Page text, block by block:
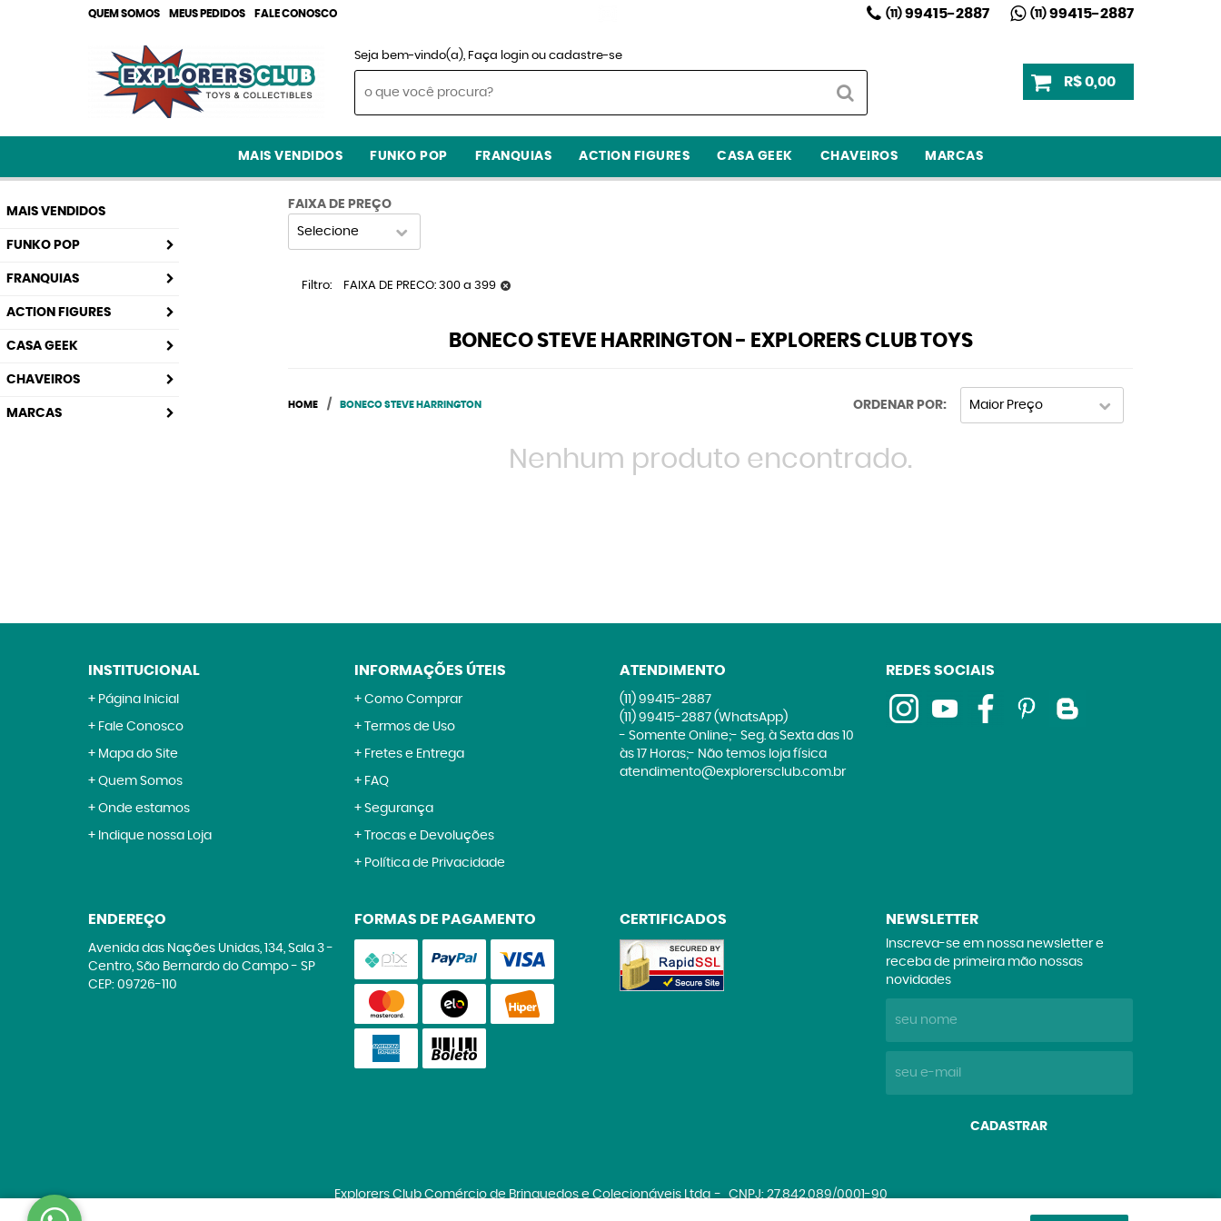
QUEM SOMOS MEUS PEDIDOS FALE CONOSCO (11)99415-2887 (11)99415-2887
Seja bem-vindo(a), Faça login ou cadastre-se
R$ 0,00
MAIS VENDIDOS FUNKO POP FRANQUIAS ACTION FIGURES CASA GEEK CHAVEIROS MARCAS
MAIS VENDIDOS
FUNKO POP
FRANQUIAS
ACTION FIGURES
CASA GEEK
CHAVEIROS
MARCAS
FAIXA DE PREÇO
Selecione
Filtro FAIXA DE PRECO: 300 a 399
BONECO STEVE HARRINGTON - EXPLORERS CLUB TOYS
HOME BONECO STEVE HARRINGTON ORDENAR POR Maior Preço
Nenhum produto encontrado.
INSTITUCIONAL
Página Inicial
Fale Conosco
Mapa do Site
Quem Somos
Onde estamos
Indique nossa Loja
INFORMAÇÕES ÚTEIS
Como Comprar
Termos de Uso
Fretes e Entrega
FAQ
Segurança
Trocas e Devoluções
Política de Privacidade
ATENDIMENTO
(11) 99415-2887
(11) 99415-2887 (WhatsApp)
- Somente Online;- Seg. à Sexta das 10
às 17 Horas;- Não temos loja física
atendimento@explorersclub.com.br
REDES SOCIAIS
ENDEREÇO
Avenida das Nações Unidas, 134, Sala 3-
Centro, São Bernardo do Campo- SP
CEP: 09726-110
FORMAS DE PAGAMENTO CERTIFICADOS NEWSLETTER
Inscreva-se em nossa newsletter e
receba de primeira mão nossas
novidades
CADASTRAR
Explorers Club Comércio de Brinquedos e Colecionáveis Ltda CNPJ: 27.842.089/0001-90